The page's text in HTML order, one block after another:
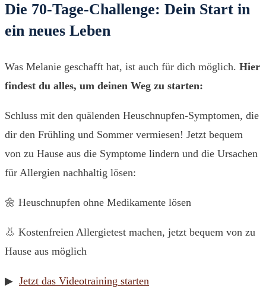
Die 70-Tage-Challenge: Dein Start in
ein neues Leben
Was Melanie geschafft hat, ist auch für dich möglich. Hier
findest du alles, um deinen Weg zu starten:
Schluss mit den quälenden Heuschnupfen-Symptomen, die
dir den Frühling und Sommer vermiesen! Jetzt bequem
von zu Hause aus die Symptome lindern und die Ursachen
für Allergien nachhaltig lösen:
🌼 Heuschnupfen ohne Medikamente lösen
👃 Kostenfreien Allergietest machen, jetzt bequem von zu
Hause aus möglich
▶ Jetzt das Videotraining starten